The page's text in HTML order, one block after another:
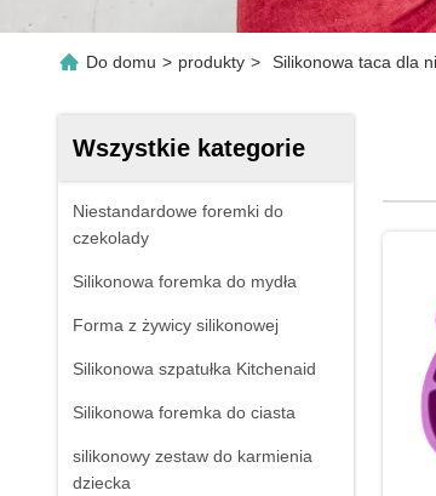
Do domu > produkty > Silikonowa taca dla
Wszystkie kategorie
Niestandardowe foremki do
czekolady
Silikonowa foremka do mydła
Forma z żywicy silikonowej
Silikonowa szpatułka Kitchenaid
Silikonowa foremka do ciasta
silikonowy zestaw do karmienia
dziecka